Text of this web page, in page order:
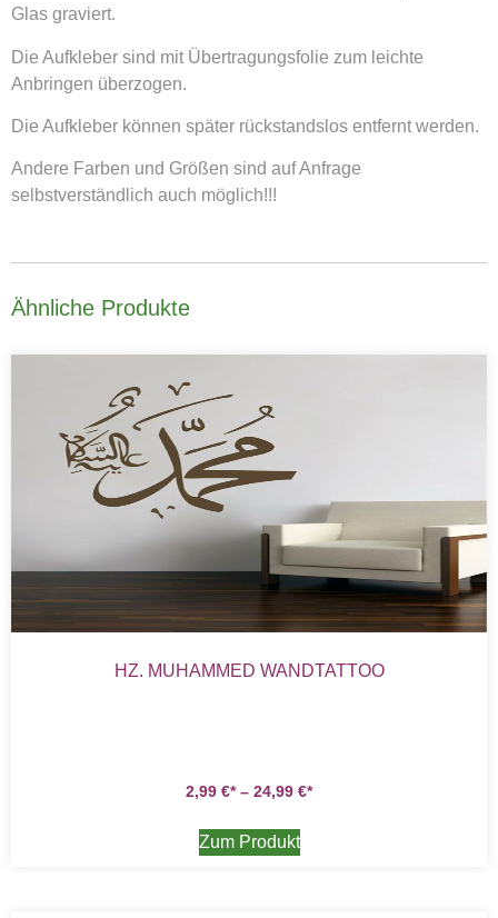
Glas graviert.
Die Aufkleber sind mit Übertragungsfolie zum leichte
Anbringen überzogen.
Die Aufkleber können später rückstandslos entfernt werden.
Andere Farben und Größen sind auf Anfrage
selbstverständlich auch möglich!!!
Ähnliche Produkte
HZ. MUHAMMED WANDTATTOO
2,99 € – 24,99 €
Zum Produkt